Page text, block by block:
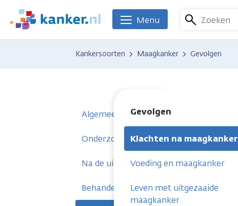
naar
We
zijn
Zoeken
Menu
Kankersoorten Maagkanker Gevolgen
Algemeen
Onderzoeken
Na de uitslag
Behandelingen
Gevolgen
Klachten na maagkanker
Voeding en maagkanker
Leven met uitgezaaide
maagkanker